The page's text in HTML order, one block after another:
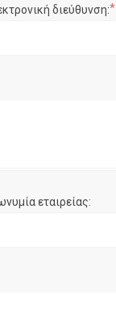
διεύθυνση:*
εταιρείας: